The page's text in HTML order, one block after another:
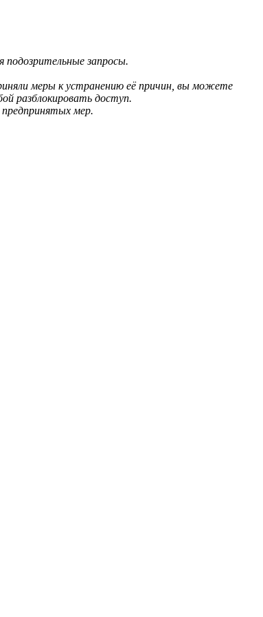
подозрительные запросы.
меры к устранению её причин, вы можете
разблокировать доступ.
мер.